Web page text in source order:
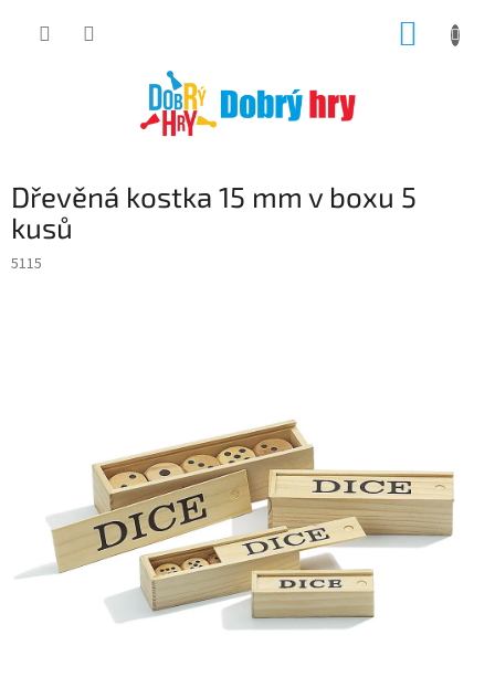
Dřevěná kostka 15 mm v boxu 5
kusů
5115